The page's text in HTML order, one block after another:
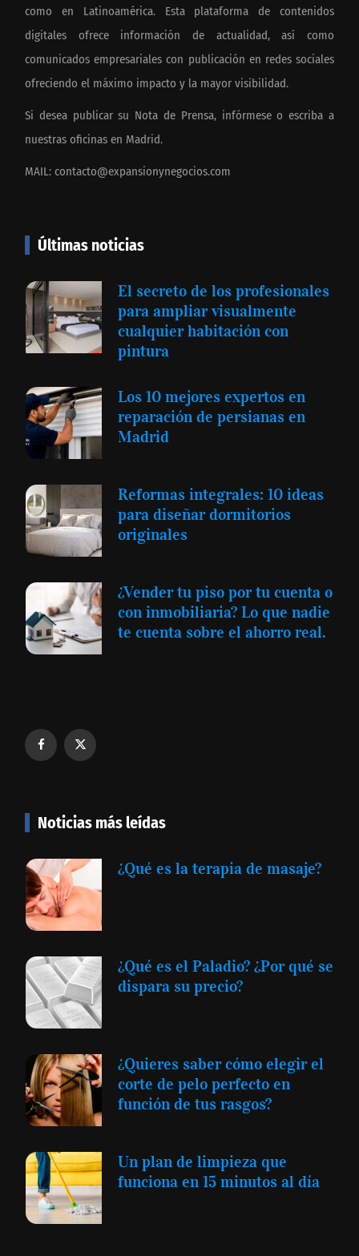
como en Latinoamérica. Esta plataforma de contenidos
digitales ofrece información de actualidad, así como
comunicados empresariales con publicación en redes sociales
ofreciendo el máximo impacto y la mayor visibilidad.
Si desea publicar su Nota de Prensa, infórmese o escriba a
nuestras oficinas en Madrid.
MAIL: contacto@expansionynegocios.com
Últimas noticias
El secreto de los profesionales
para ampliar visualmente
cualquier habitación con
pintura
Los 10 mejores expertos en
reparación de persianas en
Madrid
Reformas integrales: 10 ideas
para diseñar dormitorios
originales
¿Vender tu piso por tu cuenta o
con inmobiliaria? Lo que nadie
te cuenta sobre el ahorro real.
Noticias más leídas
¿Qué es la terapia de masaje?
¿Qué es el Paladio? ¿Por qué se
dispara su precio?
¿Quieres saber cómo elegir el
corte de pelo perfecto en
función de tus rasgos?
Un plan de limpieza que
funciona en 15 minutos al día